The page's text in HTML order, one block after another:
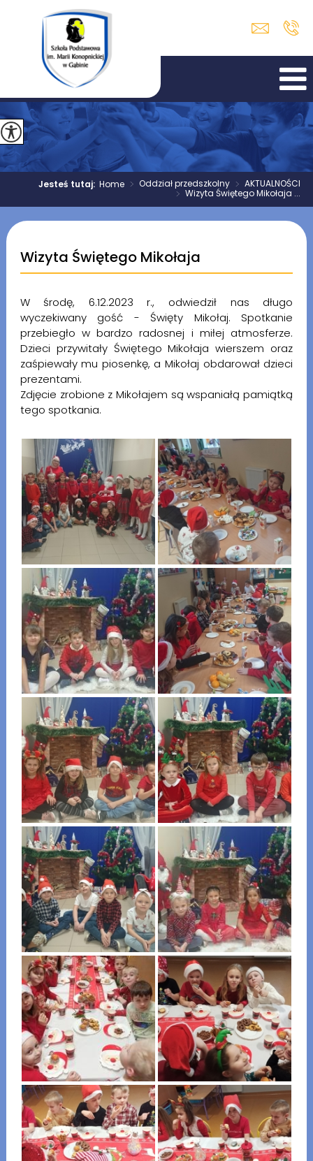
Jesteś tutaj:Home > Oddział przedszkolny > AKTUALNOŚCI
> Wizyta Świętego Mikołaja ...
Wizyta Świętego Mikołaja
W środę, 6.12.2023 r., odwiedził nas długo
wyczekiwany gość - Święty Mikołaj. Spotkanie
przebiegło w bardzo radosnej i miłej atmosferze.
Dzieci przywitały Świętego Mikołaja wierszem oraz
zaśpiewały mu piosenkę, a Mikołaj obdarował dzieci
prezentami.
Zdjęcie zrobione z Mikołajem są wspaniałą pamiątką
tego spotkania.